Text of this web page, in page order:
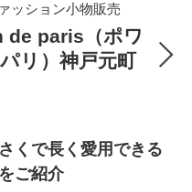
ッション小物販売
de paris（ポワ
リ）神戸元町
で長く愛用できる
ご紹介